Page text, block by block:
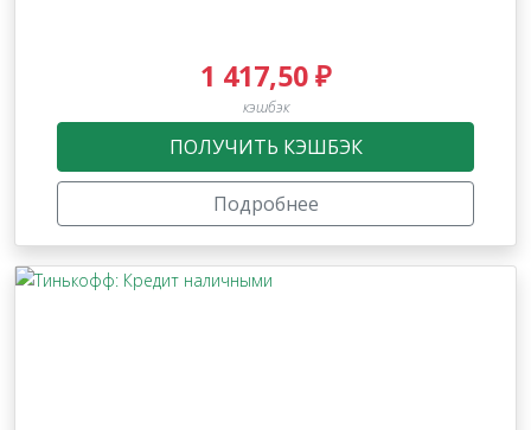
1 417,50 ₽
кэшбэк
ПОЛУЧИТЬ КЭШБЭК
Подробнее